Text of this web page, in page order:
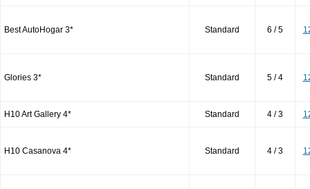
Best AutoHogar 3* Standard 6 / 5
Glories 3* Standard 5 / 4
H10 Art Gallery 4* Standard 4 / 3
H10 Casanova 4* Standard 4 / 3